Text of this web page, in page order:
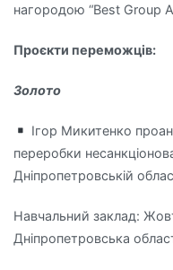
нагородою “Best Group
Проєкти переможців:
Золото
Ігор Микитенко
переробки
Дніпропетровській
Навчальний заклад:
Дніпропетровська